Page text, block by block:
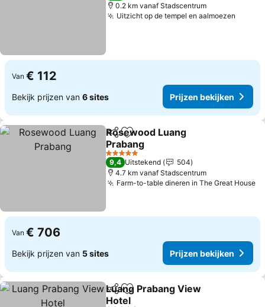
0.2 km vanaf Stadscentrum
Uitzicht op de tempel en aalmoezen
Van € 112
Bekijk prijzen van 6 sites Prijzen bekijken
DelenToevoegen aan favorieten
Rosewood Luang
Prabang
5 Sterren
9,4 Uitstekend
504
4.7 km vanaf Stadscentrum
Farm-to-table dineren in The Great House
Van € 706
Bekijk prijzen van 5 sites Prijzen bekijken
DelenToevoegen aan favorieten
Luang Prabang View
Hotel